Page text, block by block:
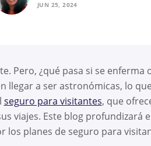
JUN 25, 2024
Pero, ¿qué pasa si se enferma
llegar a ser astronómicas, lo
seguro para visitantes, que
viajes. Este blog profundizará
los planes de seguro para